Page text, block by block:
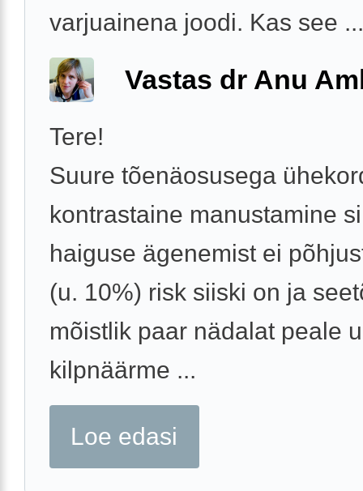
varjuainena joodi. Kas see ...
Vastas dr Anu
Tere!
Suure tõenäosusega
kontrastaine manustamine
haiguse ägenemist ei
(u. 10%) risk siiski on ja
mõistlik paar nädalat peale
kilpnäärme ...
Loe edasi